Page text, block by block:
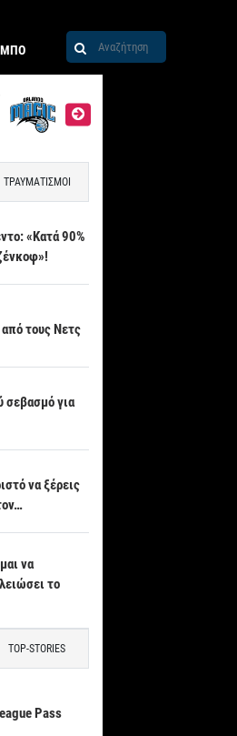
ΤΡΑΥΜΑΤΙΣΜΟΙ
«Κατά 90%
τους Νετς
σεβασμό για
να ξέρεις
να
το
TOP-STORIES
Pass